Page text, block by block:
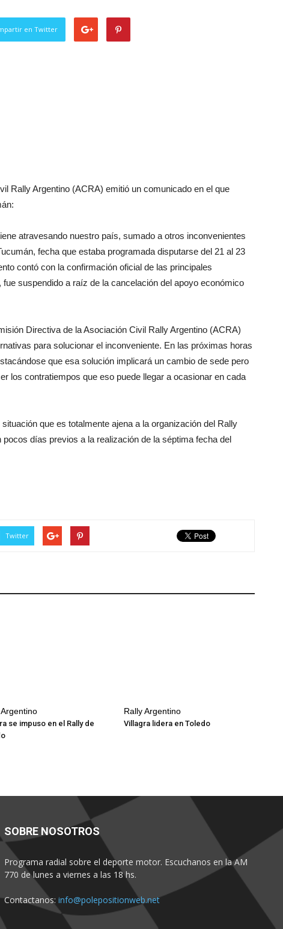
en Twitter
Rally Argentino (ACRA) emitió un comunicado en el que
atravesando nuestro país, sumado a otros inconvenientes
fecha que estaba programada disputarse del 21 al 23
contó con la confirmación oficial de las principales
suspendido a raíz de la cancelación del apoyo económico
Directiva de la Asociación Civil Rally Argentino (ACRA)
para solucionar el inconveniente. En las próximas horas
que esa solución implicará un cambio de sede pero
los contratiempos que eso puede llegar a ocasionar en cada
que es totalmente ajena a la organización del Rally
días previos a la realización de la séptima fecha del
Twitter
se impuso en el Rally de
Rally Argentino
Villagra lidera en Toledo
SOBRE NOSOTROS
Programa radial sobre el deporte motor. Escuchanos en la AM
770 de lunes a viernes a las 18 hs.
Contactanos: info@polepositionweb.net